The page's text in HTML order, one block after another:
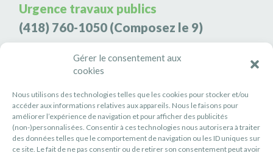
Gérer le consentement aux
cookies
Nous utilisons des technologies telles que les cookies pour stocker et/ou
accéder aux informations relatives aux appareils. Nous le faisons pour
améliorer l’expérience de navigation et pour afficher des publicités
(non-)personnalisées. Consentir à ces technologies nous autorisera à traiter
des données telles que le comportement de navigation ou les ID uniques sur
ce site. Le fait de ne pas consentir ou de retirer son consentement peut avoir
Urgence travaux publics
(418) 760-1050 (Composez le 9)
Agence de sécurité S3K9
(418) 808-9566
#PETITERIVIÈRE
Suivez-nous